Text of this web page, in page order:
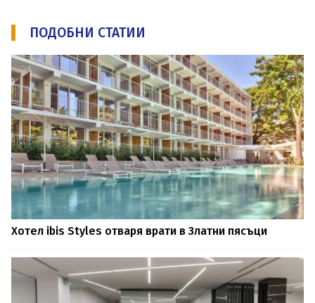
ПОДОБНИ СТАТИИ
Хотел ibis Styles отваря врати в Златни пясъци